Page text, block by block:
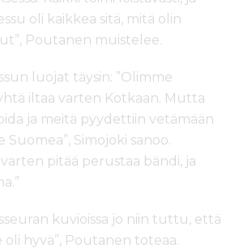
oli kaikkea sitä, mitä olin
Poutanen muistelee.
luojat täysin: ”Olimme
iltaa varten Kotkaan. Mutta
ja meitä pyydettiin vetämään
Simojoki sanoo.
pitää perustaa bändi, ja
kuvioissa jo niin tuttu, että
oli hyvä”, Poutanen toteaa.